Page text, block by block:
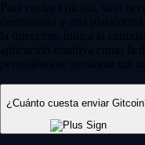
Para enviar Gitcoin, solo
destinatario y una
la dirección, indica la
aplicación intuitiva como la
permitiéndote gestionar tus
¿Cuánto cuesta enviar